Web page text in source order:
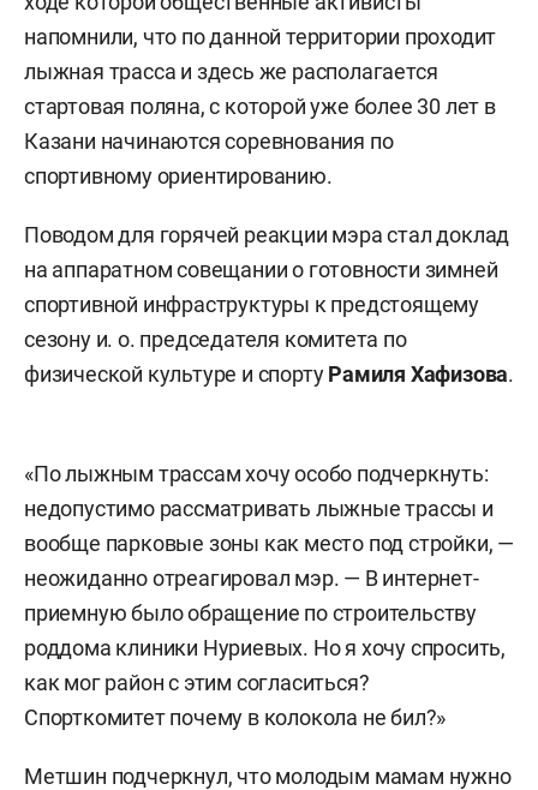
напомнили, что по данной территории проходит
лыжная трасса и здесь же располагается
стартовая поляна, с которой уже более 30 лет в
Казани начинаются соревнования по
спортивному ориентированию.
Поводом для горячей реакции мэра стал доклад
на аппаратном совещании о готовности зимней
спортивной инфраструктуры к предстоящему
сезону и. о. председателя комитета по
физической культуре и спортуРамиля Хафизова.
«По лыжным трассам хочу особо подчеркнуть:
недопустимо рассматривать лыжные трассы и
вообще парковые зоны как место под стройки, —
неожиданно отреагировал мэр. — В интернет-
приемную было обращение по строительству
роддома клиники Нуриевых. Но я хочу спросить,
как мог район с этим согласиться?
Спорткомитет почему в колокола не бил?»
Метшин подчеркнул, что молодым мамам нужно